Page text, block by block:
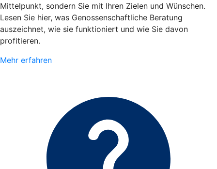
Mittelpunkt, sondern Sie mit Ihren Zielen und Wünschen.
Lesen Sie hier, was Genossenschaftliche Beratung
auszeichnet, wie sie funktioniert und wie Sie davon
profitieren.
Mehr erfahren